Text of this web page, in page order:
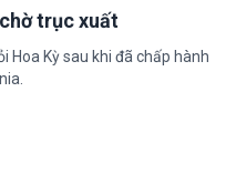
trục xuất
Hoa Kỳ sau khi đã chấp hành